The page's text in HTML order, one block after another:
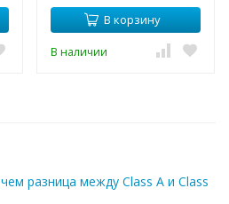
В корзину
В наличии
разница между Class A и Class